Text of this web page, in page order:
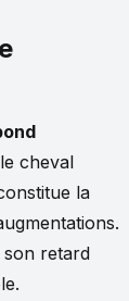
cheval
la
son retard